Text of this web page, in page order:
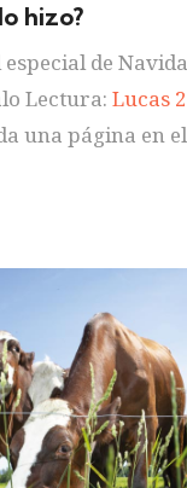
hizo?
de
Lectura: Lucas
una página en el